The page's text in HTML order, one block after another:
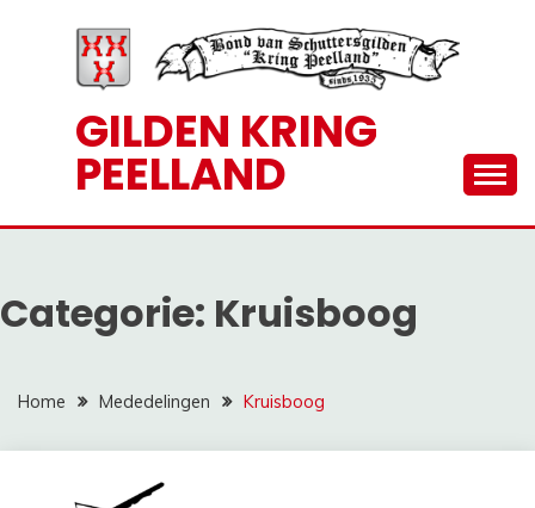
GILDEN KRING
PEELLAND
Categorie: Kruisboog
Home Mededelingen Kruisboog